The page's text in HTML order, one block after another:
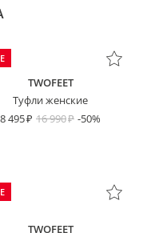
TWOFEET
Туфли женские
8 495
16 990 -50%
TWOFEET